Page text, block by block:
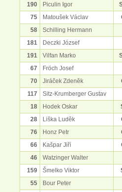
190
Piculin Igor
75
Matoušek Václav
58
Schilling Hermann
181
Deczki József
191
Vilfan Marko
67
Fröch Josef
70
Jiráček Zdeněk
117
Sitz-Krumberger Gustav
18
Hodek Oskar
28
Liška Luděk
76
Honz Petr
66
Kašpar Jiří
46
Watzinger Walter
159
Šmelko Viktor
55
Bour Peter